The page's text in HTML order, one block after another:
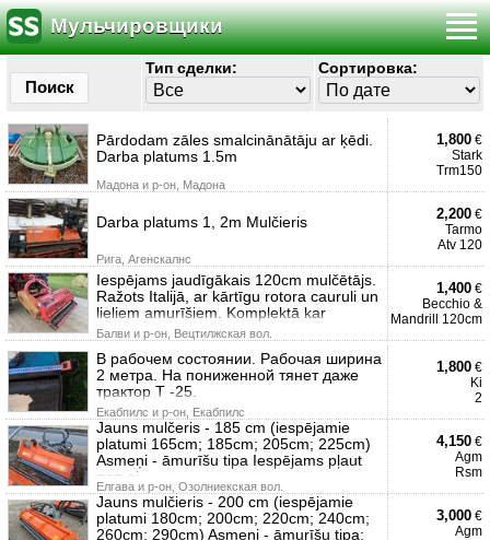
Мульчировщики
Поиск
Тип сделки: Сортировка:
Pārdodam zāles smalcinānātāju ar ķēdi.
Darba platums 1.5m
Мадона и р-он, Мадона
1,800 €
Stark
Trm150
Darba platums 1, 2m Mulčieris
Рига, Агенскалнс
2,200 €
Tarmo
Atv 120
Iespējams jaudīgākais 120cm mulčētājs.
Ražots Italijā, ar kārtīgu rotora cauruli un
lieliem amurīšiem. Komplektā kar
Балви и р-он, Вецтилжская вол.
1,400 €
Becchio &
Mandrill 120cm
В рабочем состоянии. Рабочая ширина
2 метра. На пониженной тянет даже
трактор Т -25.
Екабпилс и р-он, Екабпилс
1,800 €
Ki
2
Jauns mulčeris - 185 cm (iespējamie
platumi 165cm; 185cm; 205cm; 225cm)
Asmeņi - āmurīšu tipa Iespējams pļaut
gan ai
Елгава и р-он, Озолниекская вол.
4,150 €
Agm
Rsm
Jauns mulčieris - 200 cm (iespējamie
platumi 180cm; 200cm; 220cm; 240cm;
260cm; 290cm) Asmeņi - āmurīšu tipa;
3,000 €
Agm